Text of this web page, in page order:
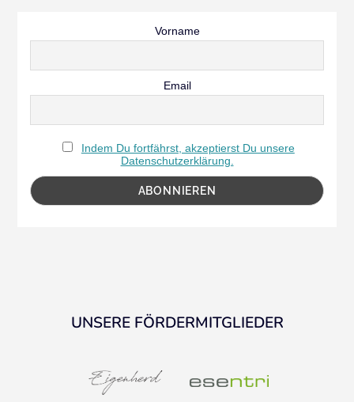
Vorname
Email
Indem Du fortfährst, akzeptierst Du unsere
Datenschutzerklärung.
UNSERE FÖRDERMITGLIEDER